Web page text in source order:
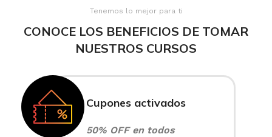
Tenemos lo mejor para ti
CONOCE LOS BENEFICIOS DE TOMAR
NUESTROS CURSOS
Cupones activados
50% OFF en todos